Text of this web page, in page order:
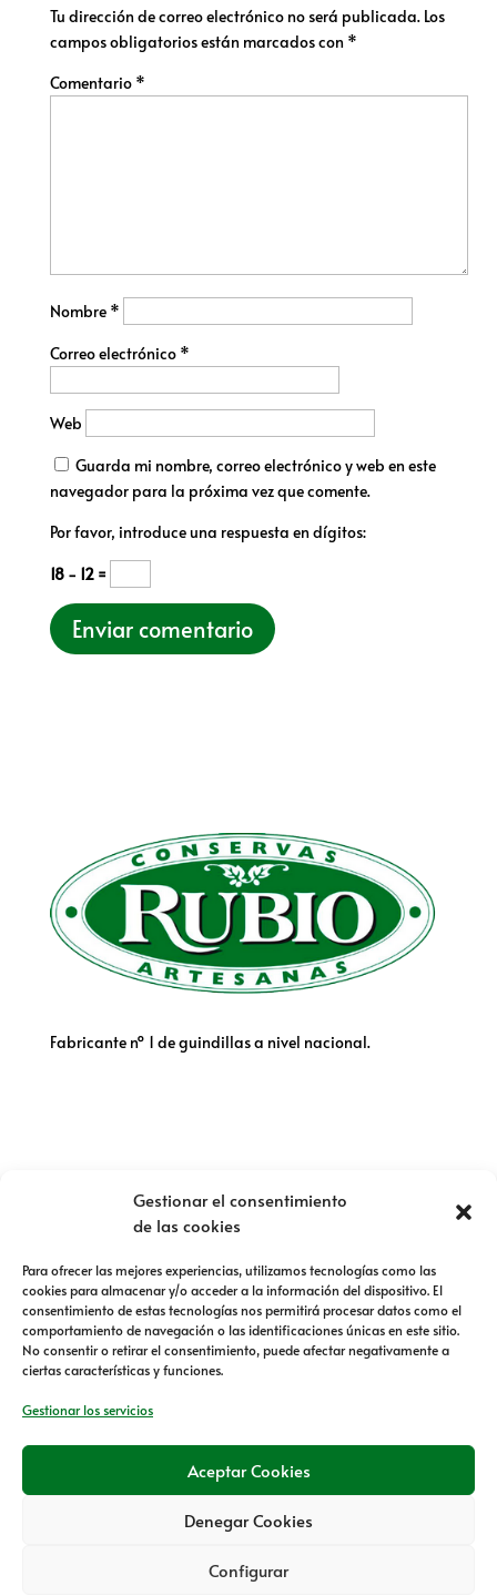
Gestionar el consentimiento
de las cookies
Para ofrecer las mejores experiencias, utilizamos tecnologías como las
cookies para almacenar y/o acceder a la información del dispositivo. El
consentimiento de estas tecnologías nos permitirá procesar datos como el
comportamiento de navegación o las identificaciones únicas en este sitio.
No consentir o retirar el consentimiento, puede afectar negativamente a
ciertas características y funciones.
Gestionar los servicios
Aceptar Cookies
Denegar Cookies
Configurar
Tu dirección de correo electrónico no será publicada. Los
campos obligatorios están marcados con *
Comentario *
Nombre *
Correo electrónico *
Web
Guarda mi nombre, correo electrónico y web en este
navegador para la próxima vez que comente.
Por favor, introduce una respuesta en dígitos:
18 − 12 =
Fabricante nº 1 de guindillas a nivel nacional.
Política de privacidad
Política de Cookies
Reclamaciones
Condiciones de venta